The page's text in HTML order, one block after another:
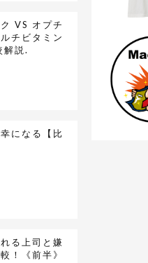
VS オプチ
チビタミン
解説.
になる【比
る上司と嫌
！《前半》